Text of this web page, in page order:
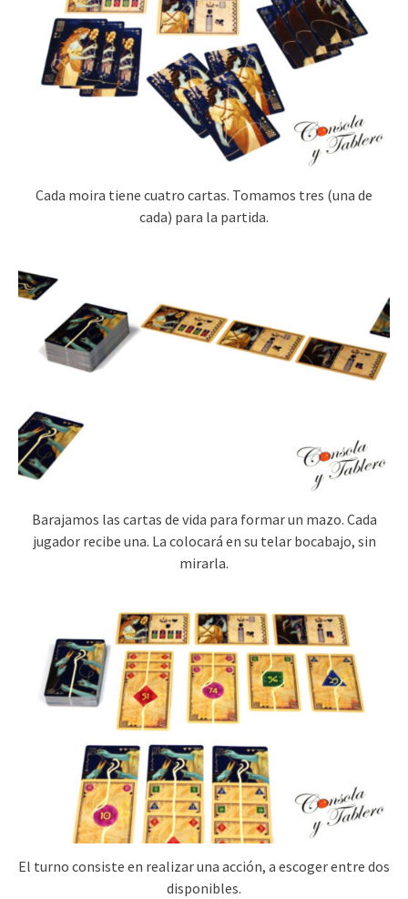
Cada moira tiene cuatro cartas. Tomamos tres (una de
cada) para la partida.
Barajamos las cartas de vida para formar un mazo. Cada
jugador recibe una. La colocará en su telar bocabajo, sin
mirarla.
El turno consiste en realizar una acción, a escoger entre dos
disponibles.